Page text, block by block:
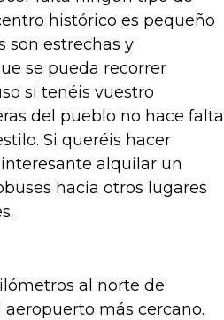
histórico es pequeño
son estrechas y
se pueda recorrer
si tenéis vuestro
del pueblo no hace falta
Si queréis hacer
alquilar un
hacia otros lugares
al norte de
más cercano.